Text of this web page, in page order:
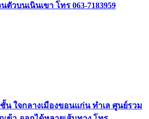
วบนเนินเขา โทร 063-7183959
ใจกลางเมืองขอนแก่น ทำเล ศูนย์รวม